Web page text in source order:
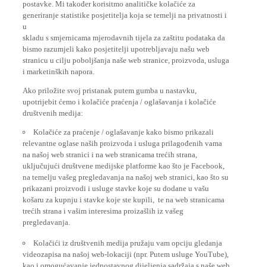
generiranje statistike posjetitelja koja se temelji na privatnosti i
u
skladu s smjernicama mjerodavnih tijela za zaštitu podataka da
bismo razumjeli kako posjetitelji upotrebljavaju našu web
stranicu u cilju poboljšanja naše web stranice, proizvoda, usluga
i marketinških napora.
upotrijebit ćemo i kolačiće praćenja / oglašavanja i kolačiće
društvenih medija:
relevantne oglase naših proizvoda i usluga prilagođenih vama
na našoj web stranici i na web stranicama trećih strana,
uključujući društvene medijske platforme kao što je Facebook,
na temelju vašeg pregledavanja na našoj web stranici, kao što su
prikazani proizvodi i usluge stavke koje su dodane u vašu
košaru za kupnju i stavke koje ste kupili, te na web stranicama
trećih strana i vašim interesima proizašlih iz vašeg
pregledavanja.
videozapisa na našoj web-lokaciji (npr. Putem usluge YouTube),
kao i omogućavanje jednostavnog dijeljenja sadržaja s naše web